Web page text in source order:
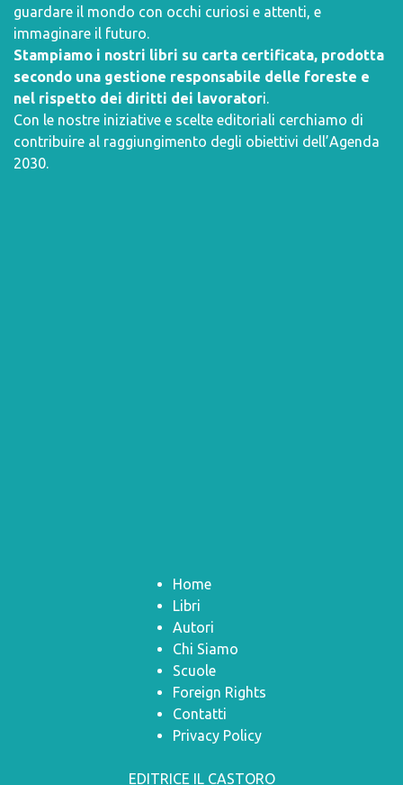
guardare il mondo con occhi curiosi e attenti, e
immaginare il futuro.
Stampiamo i nostri libri su carta certificata, prodotta
secondo una gestione responsabile delle foreste e
nel rispetto dei diritti dei lavoratori.
Con le nostre iniziative e scelte editoriali cerchiamo di
contribuire al raggiungimento degli obiettivi dell’Agenda
2030.
Home
Libri
Autori
Chi Siamo
Scuole
Foreign Rights
Contatti
Privacy Policy
EDITRICE IL CASTORO